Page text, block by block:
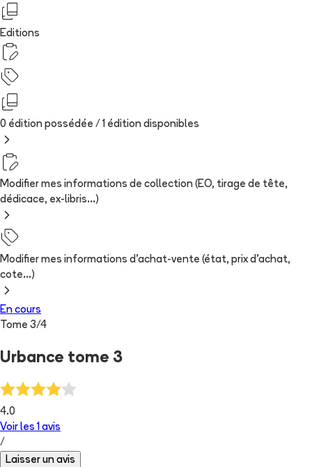
Editions
0 édition possédée / 1 édition disponibles
Modifier mes informations de collection (EO, tirage de tête,
dédicace, ex-libris...)
Modifier mes informations d'achat-vente (état, prix d'achat,
cote...)
En cours
Tome 3/4
Urbance tome 3
4.0
Voir les 1 avis
/
Laisser un avis